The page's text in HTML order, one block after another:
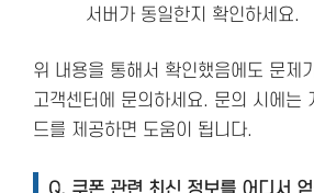
서버가 동일한지 확인하세요.
위 내용을 통해서 확인했음에도 문제
고객센터에 문의하세요. 문의 시에는
드를 제공하면 도움이 됩니다.